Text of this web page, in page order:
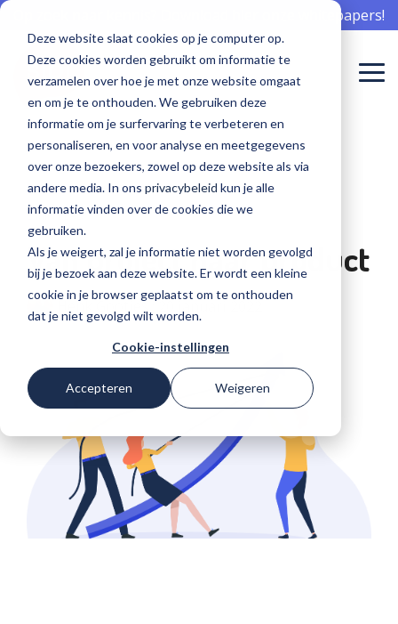
Deze website slaat cookies op je computer op.
Deze cookies worden gebruikt om informatie te
verzamelen over hoe je met onze website omgaat
en om je te onthouden. We gebruiken deze
informatie om je surfervaring te verbeteren en
personaliseren, en voor analyse en meetgegevens
over onze bezoekers, zowel op deze website als via
andere media. In ons privacybeleid kun je alle
informatie vinden over de cookies die we
gebruiken.
Als je weigert, zal je informatie niet worden gevolgd
bij je bezoek aan deze website. Er wordt een kleine
cookie in je browser geplaatst om te onthouden
dat je niet gevolgd wilt worden.
Cookie-instellingen
Accepteren Weigeren
Skip
main
content.
Op zoek naar kennis? Download hier onze whitepapers!
Software voor onboarding
De beste onboarding begint hier
Sociaal intranet
Hét intranet, specifiek voor de zorg
Software voor een modern MTO
Software voor offboarding
Haal het goud op en creëer ambassadeurs
Software voor engagement
Bereik zorgprofessionals écht
Meepraten
over
software
voor de
experience?
COMMUNITY
Communicatie professional
Bereik zorgprofessionals met aandacht
HR professional
Op naar de beste employee experience
ICT professional
Veilig en vertrouwd innovatie toepassen
Recruiter
Voorkom vroegtijdige uitstroom in de zorg
Sibi is er voor...
Verpleging, Verzorging en
Ziekenhuiszorg
Gehandicaptenzorg
Aan de slag
met
software
voor
DEMO
AANVRAGEN
Events
Kom langs en leer van elkaar
Blogs
Interessante kennis over het behoud van medewerkers
Whitepapers
Gebruik kennis in jouw organisatie
Workshops
Aan de slag met de perfecte employee experience
Meepraten
over
software
voor de
experience?
COMMUNITY
Waarom Sibi
De zorg nu en in de toekomst beschikbaar houden
Cases
Succesverhalen van onze klanten
Team
Welke knappe koppen werken bij Sibi
Werken bij Sibi
Help ons mee, maak ook impact voor de zorg
Nieuwsberichten
Sibi in het nieuws
2 MIN READ
Van project naar product
Henk Gootjes :